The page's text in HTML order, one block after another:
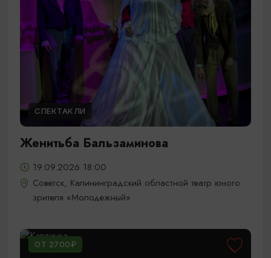
СПЕКТАКЛИ
Женитьба Бальзаминова
19.09.2026 18:00
Советск, Калининградский областной театр юного
зрителя «Молодежный»
ОТ 2700₽